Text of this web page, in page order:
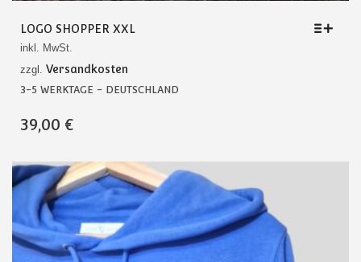
LOGO SHOPPER XXL
inkl. MwSt.
zzgl. Versandkosten
3-5 WERKTAGE - DEUTSCHLAND
PRODUKT
VARIANTEN
AUF.
DIE
OPTIONEN
KÖNNEN
AUF
39,00 €